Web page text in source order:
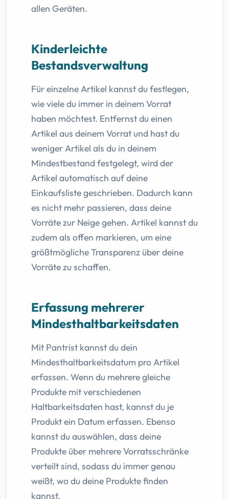
allen Geräten.
Kinderleichte
Bestandsverwaltung
Für einzelne Artikel kannst du festlegen,
wie viele du immer in deinem Vorrat
haben möchtest. Entfernst du einen
Artikel aus deinem Vorrat und hast du
weniger Artikel als du in deinem
Mindestbestand festgelegt, wird der
Artikel automatisch auf deine
Einkaufsliste geschrieben. Dadurch kann
es nicht mehr passieren, dass deine
Vorräte zur Neige gehen. Artikel kannst du
zudem als offen markieren, um eine
größtmögliche Transparenz über deine
Vorräte zu schaffen.
Erfassung mehrerer
Mindesthaltbarkeitsdaten
Mit Pantrist kannst du dein
Mindesthaltbarkeitsdatum pro Artikel
erfassen. Wenn du mehrere gleiche
Produkte mit verschiedenen
Haltbarkeitsdaten hast, kannst du je
Produkt ein Datum erfassen. Ebenso
kannst du auswählen, dass deine
Produkte über mehrere Vorratsschränke
verteilt sind, sodass du immer genau
weißt, wo du deine Produkte finden
kannst.